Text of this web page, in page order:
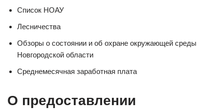
Список НОАУ
Лесничества
Обзоры о состоянии и об охране окружающей среды
Новгородской области
Среднемесячная заработная плата
О предоставлении